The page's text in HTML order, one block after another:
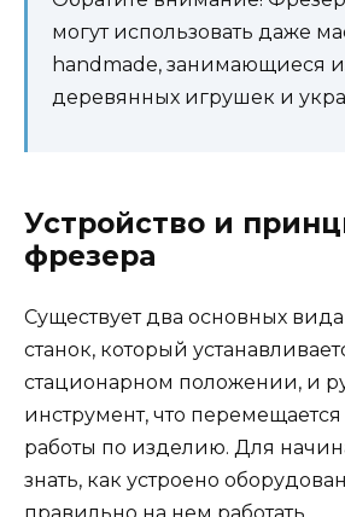
могут использовать даже
handmade, занимающиеся
деревянных игрушек и
Устройство и
фрезера
Существует два основных
станок, который
стационарном положении, и
инструмент, что
работы по изделию. Для
знать, как устроено